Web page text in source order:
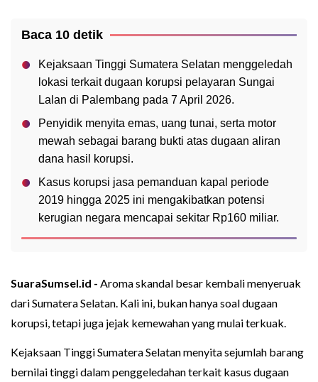
Baca 10 detik
Kejaksaan Tinggi Sumatera Selatan menggeledah
lokasi terkait dugaan korupsi pelayaran Sungai
Lalan di Palembang pada 7 April 2026.
Penyidik menyita emas, uang tunai, serta motor
mewah sebagai barang bukti atas dugaan aliran
dana hasil korupsi.
Kasus korupsi jasa pemanduan kapal periode
2019 hingga 2025 ini mengakibatkan potensi
kerugian negara mencapai sekitar Rp160 miliar.
SuaraSumsel.id - Aroma skandal besar kembali menyeruak
dari Sumatera Selatan. Kali ini, bukan hanya soal dugaan
korupsi, tetapi juga jejak kemewahan yang mulai terkuak.
Kejaksaan Tinggi Sumatera Selatan menyita sejumlah barang
bernilai tinggi dalam penggeledahan terkait kasus dugaan